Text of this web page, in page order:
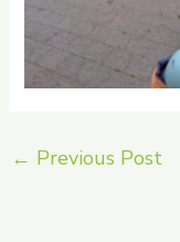
← Previous Post